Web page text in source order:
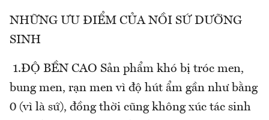
NHỮNG ƯU ĐIỂM CỦA NỒI SỨ DƯỠNG
SINH
1.ĐỘ BỀN CAO Sản phẩm khó bị tróc men,
bung men, rạn men vì độ hút ẩm gần như bằng
0 (vì là sứ), đồng thời cũng không xúc tác sinh